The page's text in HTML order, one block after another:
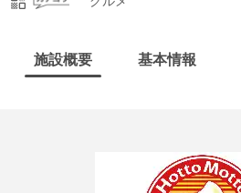
施設概要 基本情報